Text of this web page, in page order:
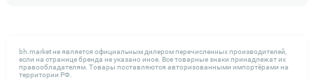
bh.market не является официальным дилером перечисленных производителей,
если на странице бренда не указано иное. Все товарные знаки принадлежат их
правообладателям. Товары поставляются авторизованными импортёрами на
территории РФ.